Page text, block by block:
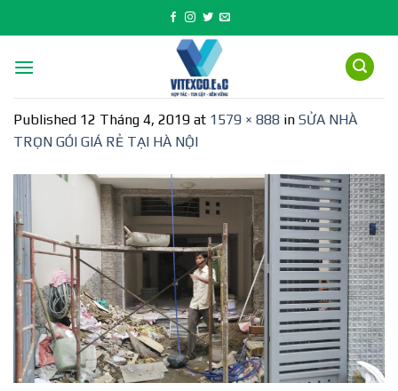
to
Published 12 Tháng 4, 2019 at 1579 × 888 in SỬA NHÀ
TRỌN GÓI GIÁ RẺ TẠI HÀ NỘI